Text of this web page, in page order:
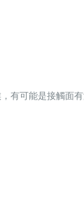
有可能是接觸面